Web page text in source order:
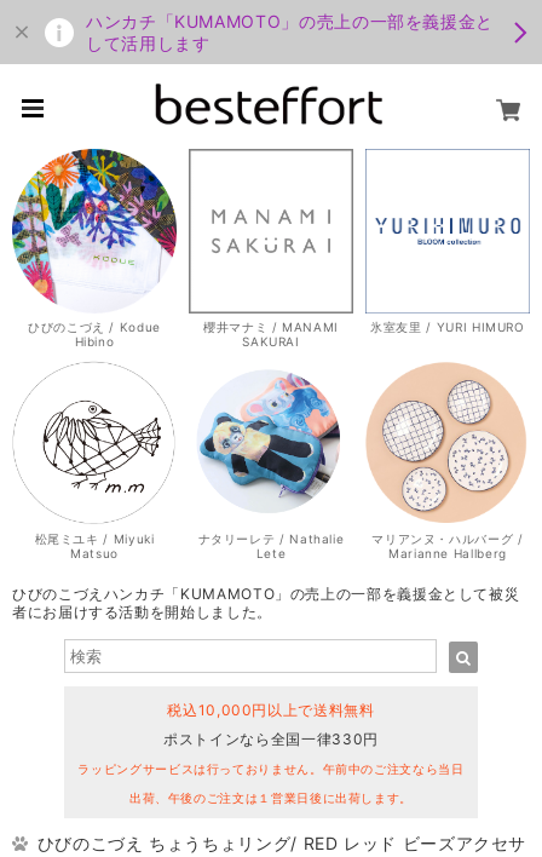
ハンカチ「KUMAMOTO」の売上の一部を義援金と
して活用します
ひびのこづえ / Kodue
Hibino
櫻井マナミ / MANAMI
SAKURAI
氷室友里 / YURI HIMURO
松尾ミユキ / Miyuki
Matsuo
ナタリーレテ / Nathalie
Lete
マリアンヌ・ハルバーグ /
Marianne Hallberg
ひびのこづえハンカチ「KUMAMOTO」の売上の一部を義援金として被災
者にお届けする活動を開始しました。
税込10,000円以上で送料無料
ポストインなら全国一律330円
ラッピングサービスは行っておりません。午前中のご注文なら当日
出荷、午後のご注文は１営業日後に出荷します。
ひびのこづえ ちょうちょリング/ RED レッド ビーズアクセサ